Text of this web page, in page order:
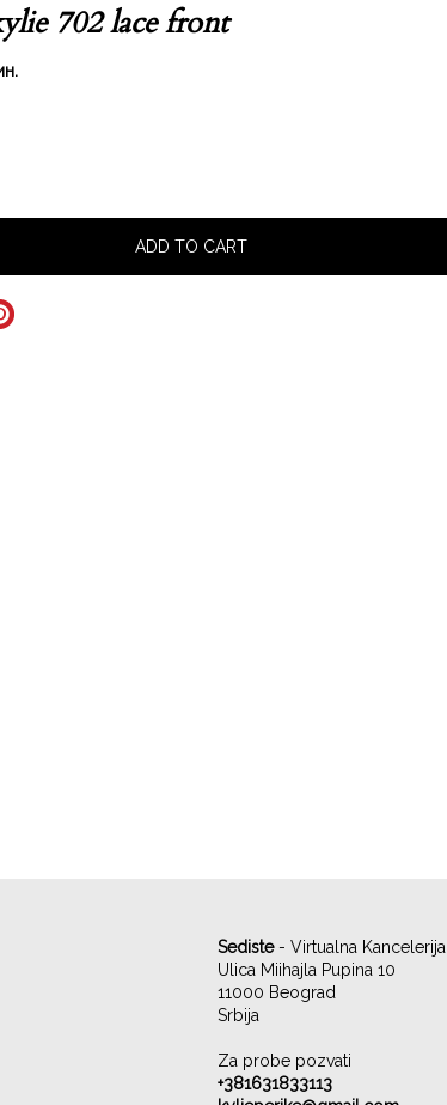
702 lace front
Sediste- Virtualna Kancelerija
Ulica Miihajla Pupina 10
11000 Beograd
Srbija
Za probe pozvati
+381631833113